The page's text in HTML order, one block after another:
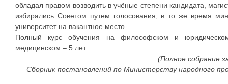
обладал правом возводить в учёные степени кандидата,
избирались Советом путем голосования, в то же время
университет на вакантное место.
Полный курс обучения на философском и
медицинском – 5 лет.
(Полное собрание
Сборник постановлений по Министерству народного